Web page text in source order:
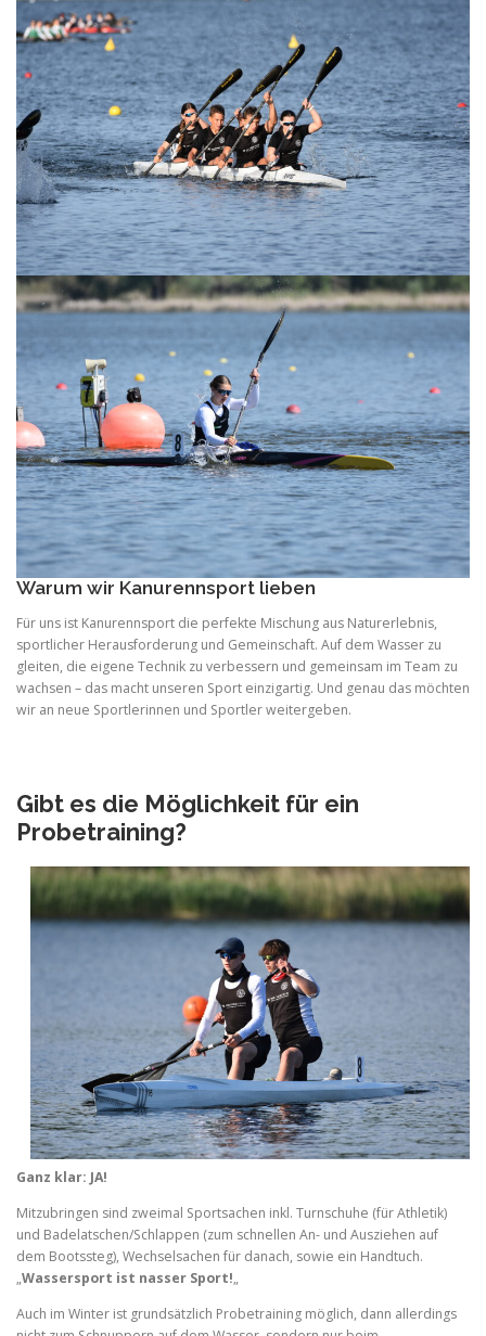
Warum wir Kanurennsport lieben
Für uns ist Kanurennsport die perfekte Mischung aus Naturerlebnis,
sportlicher Herausforderung und Gemeinschaft. Auf dem Wasser zu
gleiten, die eigene Technik zu verbessern und gemeinsam im Team zu
wachsen – das macht unseren Sport einzigartig. Und genau das möchten
wir an neue Sportlerinnen und Sportler weitergeben.
Gibt es die Möglichkeit für ein
Probetraining?
Ganz klar: JA!
Mitzubringen sind zweimal Sportsachen inkl. Turnschuhe (für Athletik)
und Badelatschen/Schlappen (zum schnellen An- und Ausziehen auf
dem Bootssteg), Wechselsachen für danach, sowie ein Handtuch.
„Wassersport ist nasser Sport!„
Auch im Winter ist grundsätzlich Probetraining möglich, dann allerdings